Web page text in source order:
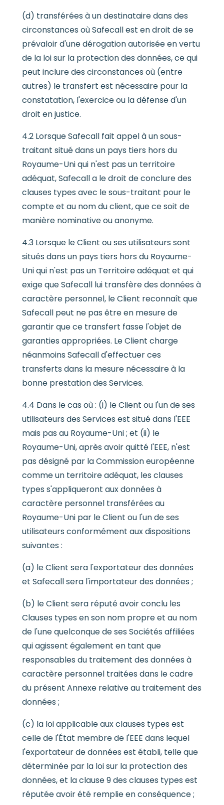
(d) transférées à un destinataire dans des
circonstances où Safecall est en droit de se
prévaloir d'une dérogation autorisée en vertu
de la loi sur la protection des données, ce qui
peut inclure des circonstances où (entre
autres) le transfert est nécessaire pour la
constatation, l'exercice ou la défense d'un
droit en justice.
4.2 Lorsque Safecall fait appel à un sous-
traitant situé dans un pays tiers hors du
Royaume-Uni qui n'est pas un territoire
adéquat, Safecall a le droit de conclure des
clauses types avec le sous-traitant pour le
compte et au nom du client, que ce soit de
manière nominative ou anonyme.
4.3 Lorsque le Client ou ses utilisateurs sont
situés dans un pays tiers hors du Royaume-
Uni qui n'est pas un Territoire adéquat et qui
exige que Safecall lui transfère des données à
caractère personnel, le Client reconnaît que
Safecall peut ne pas être en mesure de
garantir que ce transfert fasse l'objet de
garanties appropriées. Le Client charge
néanmoins Safecall d'effectuer ces
transferts dans la mesure nécessaire à la
bonne prestation des Services.
4.4 Dans le cas où : (i) le Client ou l'un de ses
utilisateurs des Services est situé dans l'EEE
mais pas au Royaume-Uni ; et (ii) le
Royaume-Uni, après avoir quitté l'EEE, n'est
pas désigné par la Commission européenne
comme un territoire adéquat, les clauses
types s'appliqueront aux données à
caractère personnel transférées au
Royaume-Uni par le Client ou l'un de ses
utilisateurs conformément aux dispositions
suivantes :
(a) le Client sera l'exportateur des données
et Safecall sera l'importateur des données ;
(b) le Client sera réputé avoir conclu les
Clauses types en son nom propre et au nom
de l'une quelconque de ses Sociétés affiliées
qui agissent également en tant que
responsables du traitement des données à
caractère personnel traitées dans le cadre
du présent Annexe relative au traitement des
données ;
(c) la loi applicable aux clauses types est
celle de l'État membre de l'EEE dans lequel
l'exportateur de données est établi, telle que
déterminée par la loi sur la protection des
données, et la clause 9 des clauses types est
réputée avoir été remplie en conséquence ;